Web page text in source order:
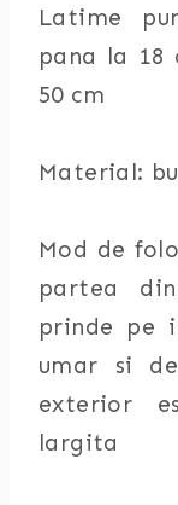
Latime
pana la 18
50 cm
Material:
Mod de
partea
prinde pe
umar si
exterior
largita